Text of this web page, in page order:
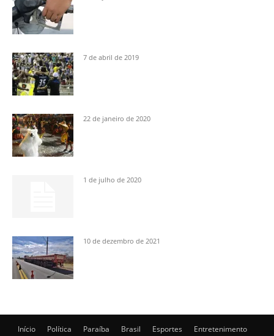
7 de abril de 2019
22 de janeiro de 2020
1 de julho de 2020
10 de dezembro de 2021
Início Política Paraíba Brasil Esportes Entretenimento